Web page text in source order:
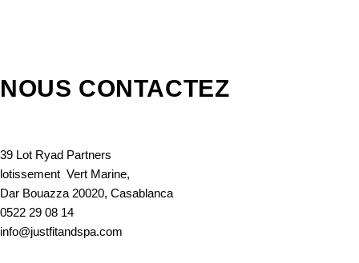
NOUS CONTACTEZ
39 Lot Ryad Partners
lotissement Vert Marine,
Dar Bouazza 20020, Casablanca
0522 29 08 14
info@justfitandspa.com